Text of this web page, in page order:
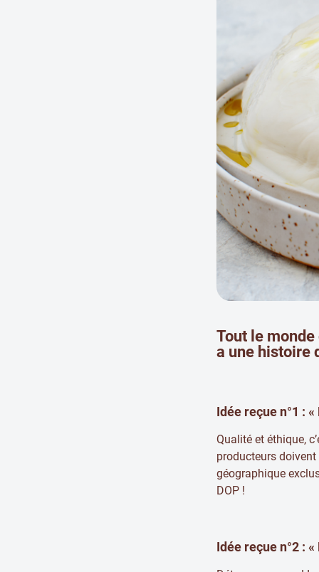
Tout le
a une histoire
Idée reçue n°1 :
Qualité et éthique,
producteurs
géographique
DOP !
Idée reçue n°2 :